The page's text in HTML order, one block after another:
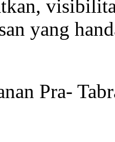
yang
Pra-